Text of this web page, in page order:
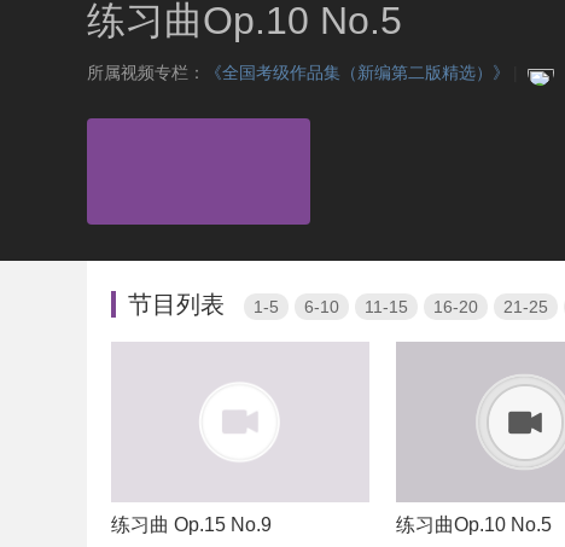
练习曲Op.10 No.5
所属视频专栏： 《全国考级作品集（新编第二版精选）》
节目列表 1-5 6-10 11-15 16-20 21-25
练习曲 Op.15 No.9 练习曲Op.10 No.5